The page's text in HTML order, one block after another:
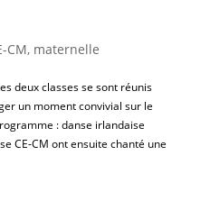
CM, maternelle
deux classes se sont réunis
un moment convivial sur le
: danse irlandaise
CE-CM ont ensuite chanté une